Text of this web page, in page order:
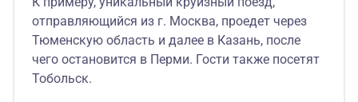
отправляющийся из г. Москва, проедет через
Тюменскую область и далее в Казань, после
чего остановится в Перми. Гости также посетят
Тобольск.